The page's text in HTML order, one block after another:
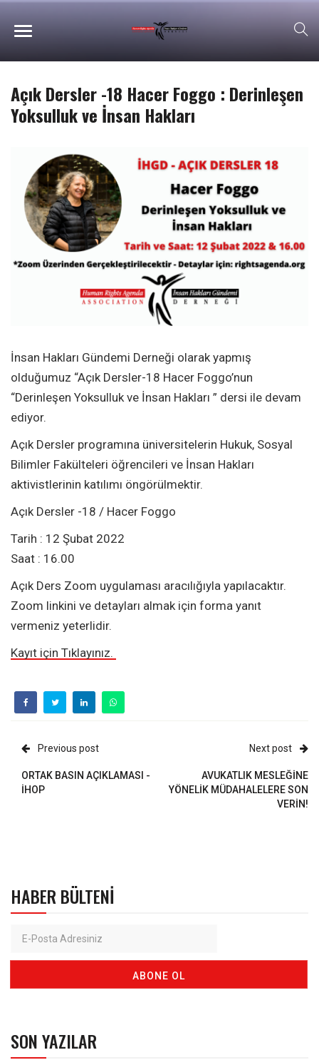
Açık Dersler -18 Hacer Foggo : Derinleşen
Yoksulluk ve İnsan Hakları
İnsan Hakları Gündemi Derneği olarak yapmış
olduğumuz “Açık Dersler-18 Hacer Foggo’nun
“Derinleşen Yoksulluk ve İnsan Hakları ” dersi ile devam
ediyor.
Açık Dersler programına üniversitelerin Hukuk, Sosyal
Bilimler Fakülteleri öğrencileri ve İnsan Hakları
aktivistlerinin katılımı öngörülmektir.
Açık Dersler -18 / Hacer Foggo
Tarih : 12 Şubat 2022
Saat : 16.00
Açık Ders Zoom uygulaması aracılığıyla yapılacaktır.
Zoom linkini ve detayları almak için forma yanıt
vermeniz yeterlidir.
Kayıt için Tıklayınız.
Previous post
ORTAK BASIN AÇIKLAMASI -
İHOP
Next post
AVUKATLIK MESLEĞİNE
YÖNELİK MÜDAHALELERE SON
VERİN!
HABER BÜLTENI
SON YAZILAR